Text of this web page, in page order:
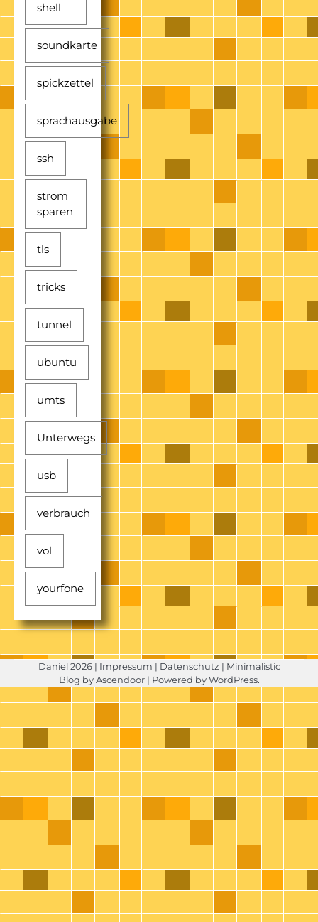
shell
soundkarte
spickzettel
sprachausgabe
ssh
strom
sparen
tls
tricks
tunnel
ubuntu
umts
Unterwegs
usb
verbrauch
vol
yourfone
Daniel 2026 | Impressum | Datenschutz | Minimalistic
Blog byAscendoor| Powered byWordPress.